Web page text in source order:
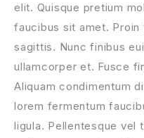
elit. Quisque pretium
faucibus sit amet.
sagittis. Nunc finibus
ullamcorper et. Fusce
Aliquam condimentum
lorem fermentum
ligula. Pellentesque vel